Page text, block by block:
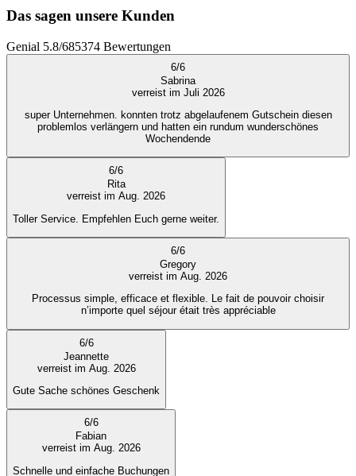
Das sagen unsere Kunden
Genial 5.8/685374 Bewertungen
6/6
Sabrina
verreist im Juli 2026
super Unternehmen. konnten trotz abgelaufenem Gutschein diesen
problemlos verlängern und hatten ein rundum wunderschönes
Wochendende
6/6
Rita
verreist im Aug. 2026
Toller Service. Empfehlen Euch gerne weiter.
6/6
Gregory
verreist im Aug. 2026
Processus simple, efficace et flexible. Le fait de pouvoir choisir
n’importe quel séjour était très appréciable
6/6
Jeannette
verreist im Aug. 2026
Gute Sache schönes Geschenk
6/6
Fabian
verreist im Aug. 2026
Schnelle und einfache Buchungen